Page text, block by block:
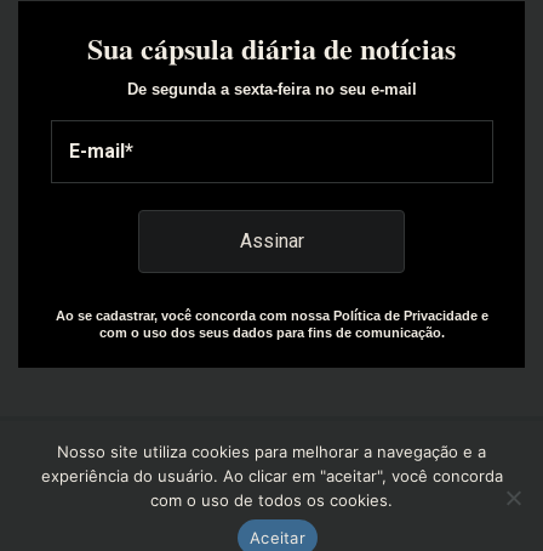
Sua cápsula diária de notícias
De segunda a sexta-feira no seu e-mail
Ao se cadastrar, você concorda com nossa Política de Privacidade e
com o uso dos seus dados para fins de comunicação.
Copyright© 2025 | Design by: The Everly Growth Agency |
Powered by: R+W Capital
Nosso site utiliza cookies para melhorar a navegação e a
experiência do usuário. Ao clicar em "aceitar", você concorda
com o uso de todos os cookies.
Aceitar